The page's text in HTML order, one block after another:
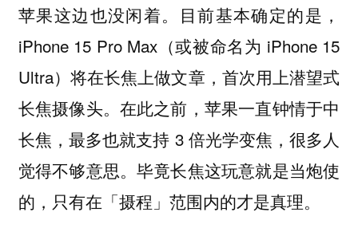
苹果这边也没闲着。目前基本确定的是，
iPhone 15 Pro Max（或被命名为 iPhone 15
Ultra）将在长焦上做文章，首次用上潜望式
长焦摄像头。在此之前，苹果一直钟情于中
长焦，最多也就支持 3 倍光学变焦，很多人
觉得不够意思。毕竟长焦这玩意就是当炮使
的，只有在「摄程」范围内的才是真理。